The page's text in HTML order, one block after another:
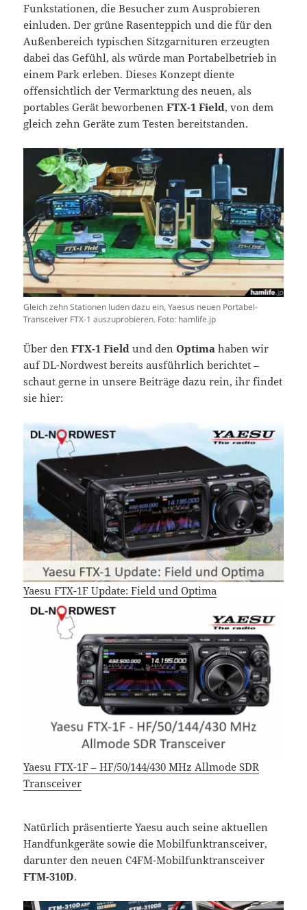
Funkstationen, die Besucher zum Ausprobieren
einluden. Der grüne Rasenteppich und die für den
Außenbereich typischen Sitzgarnituren erzeugten
dabei das Gefühl, als würde man Portabelbetrieb in
einem Park erleben. Dieses Konzept diente
offensichtlich der Vermarktung des neuen, als
portables Gerät beworbenenFTX-1 Field, von dem
gleich zehn Geräte zum Testen bereitstanden.
Gleich zehn Stationen luden dazu ein, Yaesus neuen Portabel-
Transceiver FTX-1 auszuprobieren. Foto: hamlife.jp
Über denFTX-1 Field und denOptima haben wir
auf DL-Nordwest bereits ausführlich berichtet –
schaut gerne in unsere Beiträge dazu rein, ihr findet
sie hier:
Yaesu FTX-1F Update: Field und Optima
Yaesu FTX-1F – HF/50/144/430 MHz Allmode SDR
Transceiver
Natürlich präsentierte Yaesu auch seine aktuellen
Handfunkgeräte sowie die Mobilfunktransceiver,
darunter den neuen C4FM-Mobilfunktransceiver
FTM-310D.